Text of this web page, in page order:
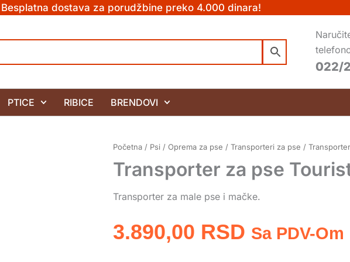
Besplatna dostava za porudžbine preko 4.000 dinara!
022/
PTICE RIBICE BRENDOVI
Početna / Psi / Oprema za pse / Transporteri za pse /
Transporter za pse
Transporter za male pse i mačke.
3.890,00 RSD Sa PDV-Om